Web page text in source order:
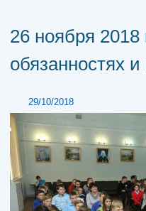
26 ноября 2018
обязанностях
29/10/2018